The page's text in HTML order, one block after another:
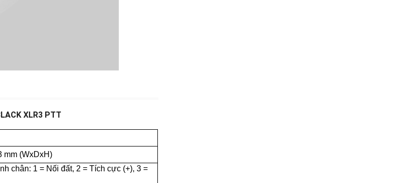
XLR3 PTT
mm (WxDxH)
chân: 1 = Nối đất, 2 = Tích cực (+), 3 =